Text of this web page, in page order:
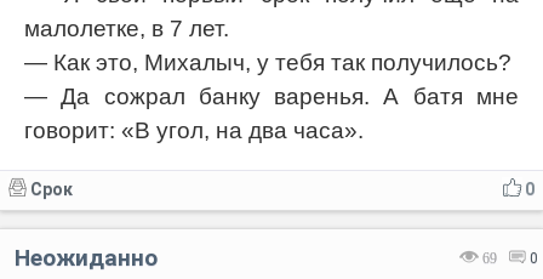
малолетке, в 7 лет.
— Как это, Михалыч, у тебя так получилось?
— Да сожрал банку варенья. А батя мне
говорит: «В угол, на два часа».
0
Срок
69 0
Неожиданно